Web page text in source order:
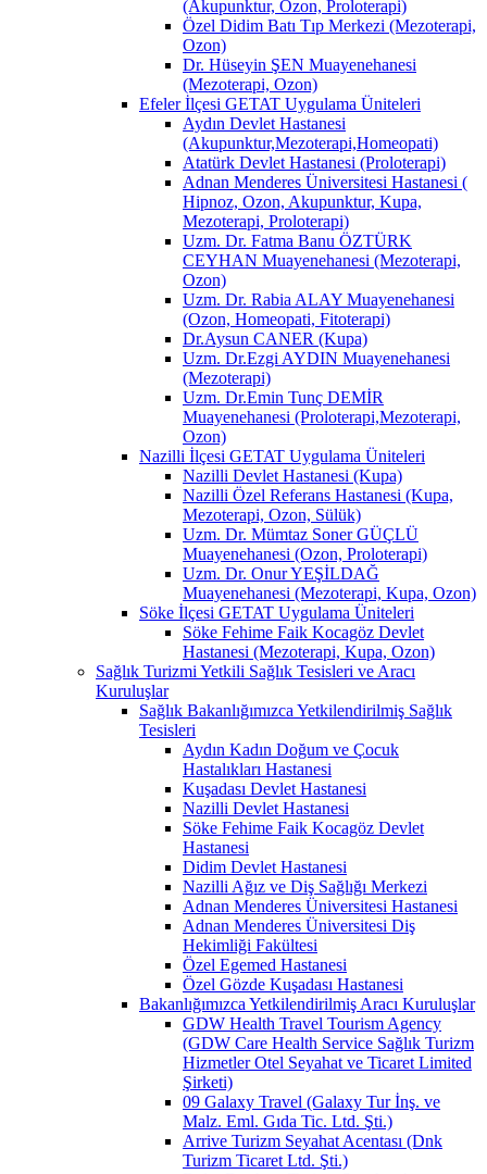
(Akupunktur, Ozon, Proloterapi)
Özel Didim Batı Tıp Merkezi (Mezoterapi,
Ozon)
Dr. Hüseyin ŞEN Muayenehanesi
(Mezoterapi, Ozon)
Efeler İlçesi GETAT Uygulama Üniteleri
Aydın Devlet Hastanesi
(Akupunktur,Mezoterapi,Homeopati)
Atatürk Devlet Hastanesi (Proloterapi)
Adnan Menderes Üniversitesi Hastanesi (
Hipnoz, Ozon, Akupunktur, Kupa,
Mezoterapi, Proloterapi)
Uzm. Dr. Fatma Banu ÖZTÜRK
CEYHAN Muayenehanesi (Mezoterapi,
Ozon)
Uzm. Dr. Rabia ALAY Muayenehanesi
(Ozon, Homeopati, Fitoterapi)
Dr.Aysun CANER (Kupa)
Uzm. Dr.Ezgi AYDIN Muayenehanesi
(Mezoterapi)
Uzm. Dr.Emin Tunç DEMİR
Muayenehanesi (Proloterapi,Mezoterapi,
Ozon)
Nazilli İlçesi GETAT Uygulama Üniteleri
Nazilli Devlet Hastanesi (Kupa)
Nazilli Özel Referans Hastanesi (Kupa,
Mezoterapi, Ozon, Sülük)
Uzm. Dr. Mümtaz Soner GÜÇLÜ
Muayenehanesi (Ozon, Proloterapi)
Uzm. Dr. Onur YEŞİLDAĞ
Muayenehanesi (Mezoterapi, Kupa, Ozon)
Söke İlçesi GETAT Uygulama Üniteleri
Söke Fehime Faik Kocagöz Devlet
Hastanesi (Mezoterapi, Kupa, Ozon)
Sağlık Turizmi Yetkili Sağlık Tesisleri ve Aracı
Kuruluşlar
Sağlık Bakanlığımızca Yetkilendirilmiş Sağlık
Tesisleri
Aydın Kadın Doğum ve Çocuk
Hastalıkları Hastanesi
Kuşadası Devlet Hastanesi
Nazilli Devlet Hastanesi
Söke Fehime Faik Kocagöz Devlet
Hastanesi
Didim Devlet Hastanesi
Nazilli Ağız ve Diş Sağlığı Merkezi
Adnan Menderes Üniversitesi Hastanesi
Adnan Menderes Üniversitesi Diş
Hekimliği Fakültesi
Özel Egemed Hastanesi
Özel Gözde Kuşadası Hastanesi
Bakanlığımızca Yetkilendirilmiş Aracı Kuruluşlar
GDW Health Travel Tourism Agency
(GDW Care Health Service Sağlık Turizm
Hizmetler Otel Seyahat ve Ticaret Limited
Şirketi)
09 Galaxy Travel (Galaxy Tur İnş. ve
Malz. Eml. Gıda Tic. Ltd. Şti.)
Arrive Turizm Seyahat Acentası (Dnk
Turizm Ticaret Ltd. Şti.)